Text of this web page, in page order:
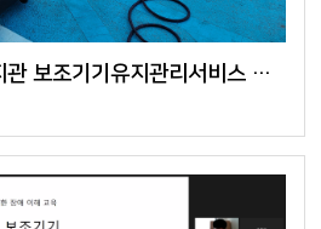
영천시장애인종합복지관 보조기기유지관리서비스 및 찾아가는 전시회 진행